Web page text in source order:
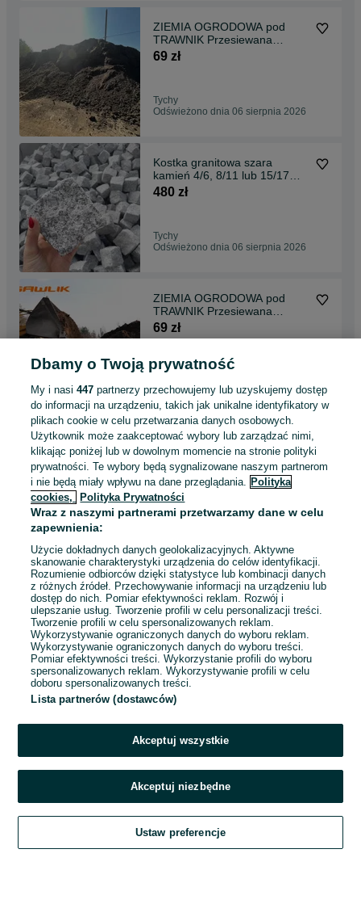
ZIEMIA OGRODOWA pod
TRAWNIK Przesiewana
NAJLEPSZA transport śląsk
69 zł
Tychy
Odświeżono dnia 06 sierpnia 2026
Kostka granitowa szara
kamień 4/6, 8/11 lub 15/17
1000KG ŚLĄSK
480 zł
Tychy
Odświeżono dnia 06 sierpnia 2026
ZIEMIA OGRODOWA pod
TRAWNIK Przesiewana
NAJLEPSZA transport śląsk
69 zł
Czerwionka-Leszczyny
Żwirek Giallo Siena Kamień
Jasny Żółty Do Akwarium Grys
1,8-3mm 1KG
4 zł
06 sierpnia 2026
1 2 3 ... 16
Zadzwoń / SMS
Szukaj Obserwujesz Dodaj Czat Konto
Dbamy o Twoją prywatność
My i nasi447 partnerzy przechowujemy lub uzyskujemy dostęp
do informacji na urządzeniu, takich jak unikalne identyfikatory w
plikach cookie w celu przetwarzania danych osobowych.
Użytkownik może zaakceptować wybory lub zarządzać nimi,
klikając poniżej lub w dowolnym momencie na stronie polityki
prywatności. Te wybory będą sygnalizowane naszym partnerom
i nie będą miały wpływu na dane przeglądania. Polityka
cookies,
Polityka Prywatności
Wraz z naszymi partnerami przetwarzamy dane w celu
zapewnienia:
Użycie dokładnych danych geolokalizacyjnych. Aktywne
skanowanie charakterystyki urządzenia do celów identyfikacji.
Rozumienie odbiorców dzięki statystyce lub kombinacji danych
z różnych źródeł. Przechowywanie informacji na urządzeniu lub
dostęp do nich. Pomiar efektywności reklam. Rozwój i
ulepszanie usług. Tworzenie profili w celu personalizacji treści.
Tworzenie profili w celu spersonalizowanych reklam.
Wykorzystywanie ograniczonych danych do wyboru reklam.
Wykorzystywanie ograniczonych danych do wyboru treści.
Pomiar efektywności treści. Wykorzystanie profili do wyboru
spersonalizowanych reklam. Wykorzystywanie profili w celu
doboru spersonalizowanych treści.
Lista partnerów (dostawców)
Akceptuj wszystkie
Akceptuj niezbędne
Ustaw preferencje